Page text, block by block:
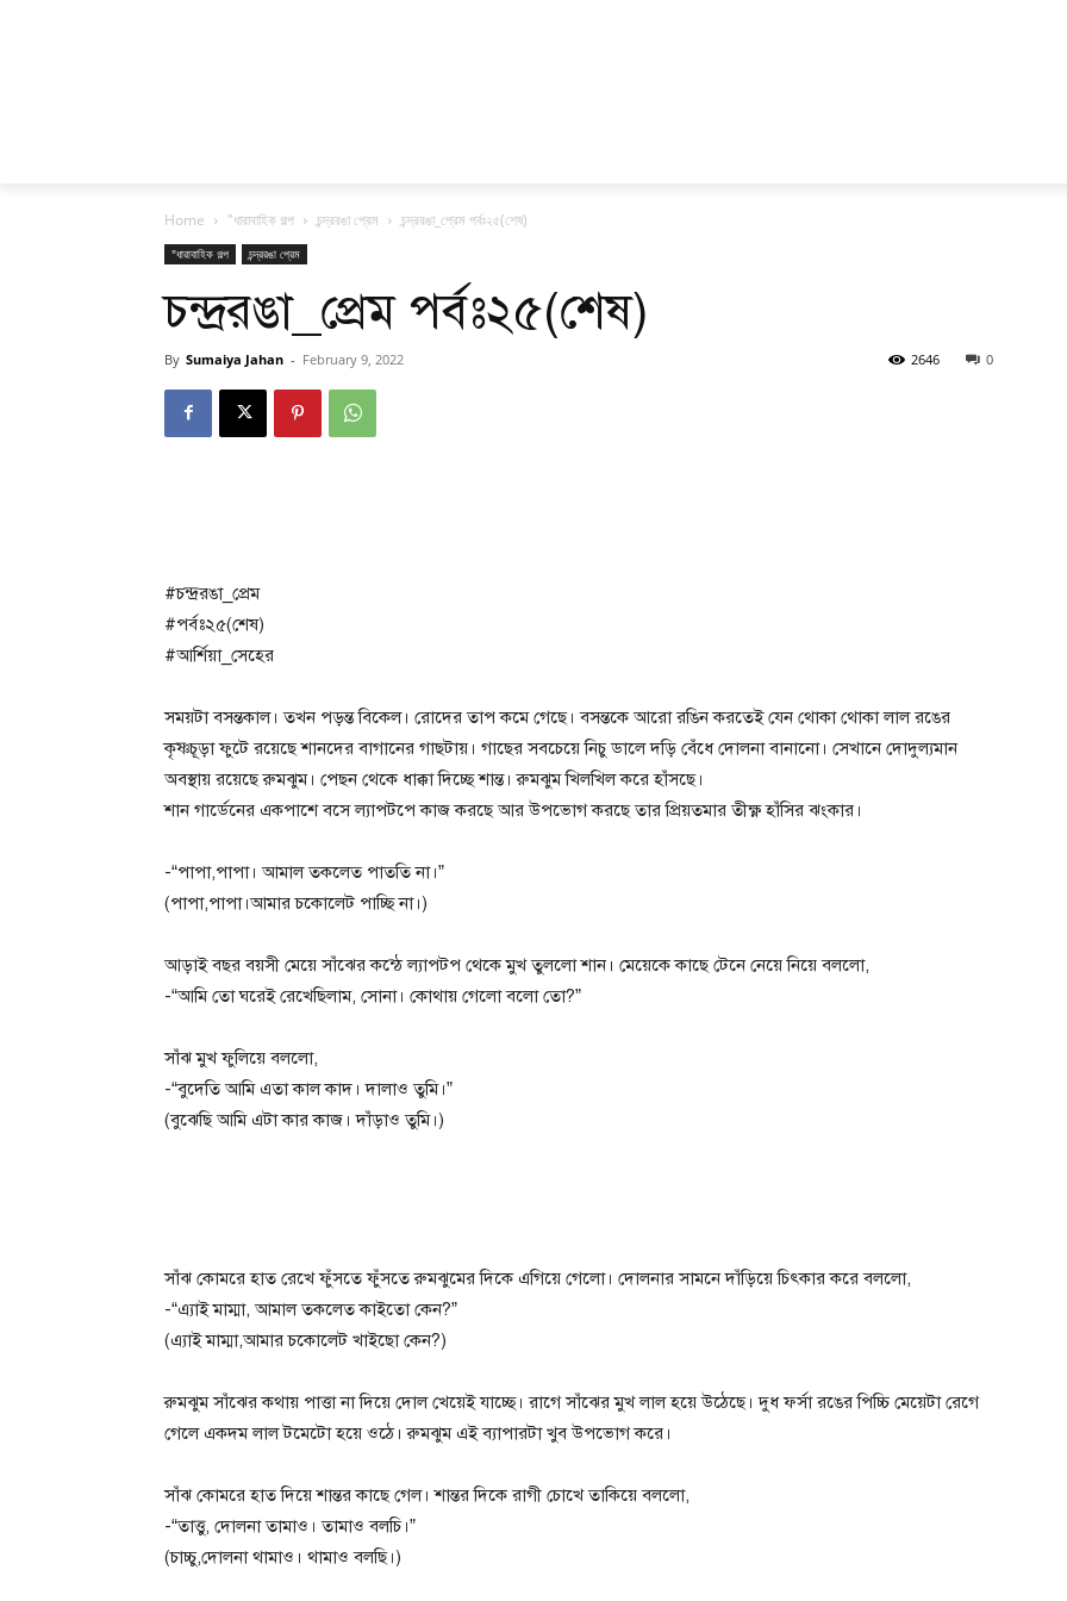
Home "ধারাবাহিক গল্প চন্দ্ররঙা প্রেম চন্দ্ররঙা_প্রেম পর্বঃ২৫(শেষ)
"ধারাবাহিক গল্প চন্দ্ররঙা প্রেম
চন্দ্ররঙা_প্রেম পর্বঃ২৫(শেষ)
By Sumaiya Jahan - February 9, 2022 0
2646
#চন্দ্ররঙা_প্রেম
#পর্বঃ২৫(শেষ)
#আর্শিয়া_সেহের
সময়টা বসন্তকাল। তখন পড়ন্ত বিকেল। রোদের তাপ কমে গেছে। বসন্তকে আরো রঙিন করতেই যেন থোকা থোকা লাল রঙের
কৃষ্ণচূড়া ফুটে রয়েছে শানদের বাগানের গাছটায়। গাছের সবচেয়ে নিচু ডালে দড়ি বেঁধে দোলনা বানানো। সেখানে দোদুল্যমান
অবস্থায় রয়েছে রুমঝুম। পেছন থেকে ধাক্কা দিচ্ছে শান্ত। রুমঝুম খিলখিল করে হাঁসছে।
শান গার্ডেনের একপাশে বসে ল্যাপটপে কাজ করছে আর উপভোগ করছে তার প্রিয়তমার তীক্ষ্ণ হাঁসির ঝংকার।
-“পাপা,পাপা। আমাল তকলেত পাততি না।”
(পাপা,পাপা।আমার চকোলেট পাচ্ছি না।)
আড়াই বছর বয়সী মেয়ে সাঁঝের কন্ঠে ল্যাপটপ থেকে মুখ তুললো শান। মেয়েকে কাছে টেনে নেয়ে নিয়ে বললো,
-“আমি তো ঘরেই রেখেছিলাম, সোনা। কোথায় গেলো বলো‌ তো?”
সাঁঝ মুখ ফুলিয়ে বললো,
-“বুদেতি আমি এতা কাল কাদ। দালাও তুমি।”
(বুঝেছি আমি এটা কার কাজ। দাঁড়াও তুমি।)
সাঁঝ কোমরে হাত রেখে ফুঁসতে ফুঁসতে রুমঝুমের দিকে এগিয়ে গেলো। দোলনার সামনে দাঁড়িয়ে চিৎকার করে বললো,
-“এ্যাই মাম্মা, আমাল তকলেত কাইতো কেন?”
(এ্যাই মাম্মা,আমার চকোলেট খাইছো কেন?)
রুমঝুম সাঁঝের কথায় পাত্তা না দিয়ে দোল খেয়েই যাচ্ছে। রাগে সাঁঝের মুখ লাল হয়ে উঠেছে। দুধ ফর্সা রঙের পিচ্চি মেয়েটা রেগে
গেলে একদম লাল টমেটো হয়ে ওঠে। রুমঝুম এই ব্যাপারটা খুব উপভোগ করে।
সাঁঝ কোমরে হাত দিয়ে শান্তর কাছে গেল। শান্তর দিকে রাগী চোখে তাকিয়ে বললো,
-“তাত্তু, দোলনা তামাও। তামাও বলচি।”
(চাচ্চু,দোলনা থামাও। থামাও বলছি।)